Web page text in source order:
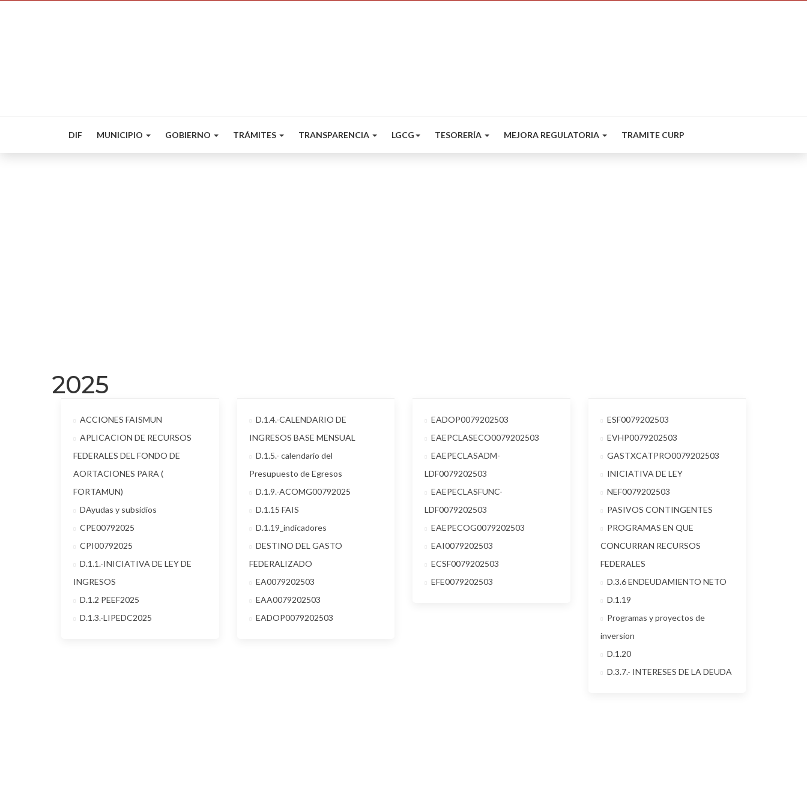
DIF MUNICIPIO GOBIERNO TRÁMITES TRANSPARENCIA LGCG TESORERÍA MEJORA REGULATORIA TRAMITE CURP
2025
ACCIONES FAISMUN
APLICACION DE RECURSOS
FEDERALES DEL FONDO DE
AORTACIONES PARA (
FORTAMUN)
DAyudas y subsidios
CPE00792025
CPI00792025
D.1.1.-INICIATIVA DE LEY DE
INGRESOS
D.1.2 PEEF2025
D.1.3.-LIPEDC2025
D.1.4.-CALENDARIO DE
INGRESOS BASE MENSUAL
D.1.5.- calendario del
Presupuesto de Egresos
D.1.9.-ACOMG00792025
D.1.15 FAIS
D.1.19_indicadores
DESTINO DEL GASTO
FEDERALIZADO
EA0079202503
EAA0079202503
EADOP0079202503
EADOP0079202503
EAEPCLASECO0079202503
EAEPECLASADM-
LDF0079202503
EAEPECLASFUNC-
LDF0079202503
EAEPECOG0079202503
EAI0079202503
ECSF0079202503
EFE0079202503
ESF0079202503
EVHP0079202503
GASTXCATPRO0079202503
INICIATIVA DE LEY
NEF0079202503
PASIVOS CONTINGENTES
PROGRAMAS EN QUE
CONCURRAN RECURSOS
FEDERALES
D.3.6 ENDEUDAMIENTO NETO
D.1.19
Programas y proyectos de
inversion
D.1.20
D.3.7.- INTERESES DE LA DEUDA